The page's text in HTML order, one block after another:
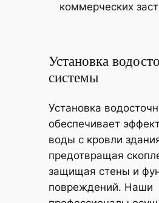
коммерческих
Установка
системы
Установка
обеспечивает
воды с кровли
предотвращая
защищая стены и
повреждений. Наши